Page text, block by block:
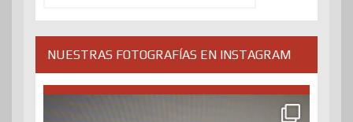
NUESTRAS FOTOGRAFÍAS EN INSTAGRAM